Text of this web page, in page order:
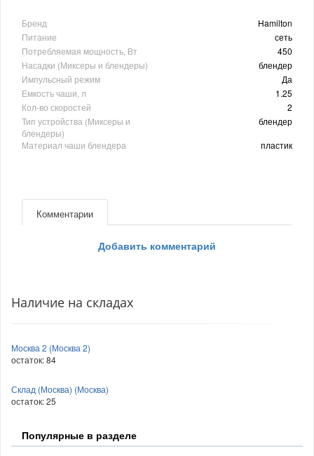
Бренд
Hamilton
Питание
сеть
Потребляемая мощность, Вт
450
Насадки (Миксеры и блендеры)
блендер
Импульсный режим
Да
Емкость чаши, л
1.25
Кол-во скоростей
2
Тип устройства (Миксеры и
блендеры)
блендер
Материал чаши блендера
пластик
Комментарии
Добавить комментарий
Наличие на складах
Москва 2 (Москва 2)
остаток:84
Склад (Москва) (Москва)
остаток:25
Популярные в разделе